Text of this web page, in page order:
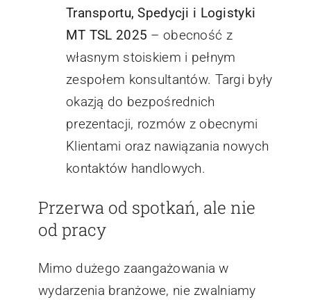
Transportu, Spedycji i Logistyki
MT TSL 2025 – obecność z
własnym stoiskiem i pełnym
zespołem konsultantów. Targi były
okazją do bezpośrednich
prezentacji, rozmów z obecnymi
Klientami oraz nawiązania nowych
kontaktów handlowych.
Przerwa od spotkań, ale nie
od pracy
Mimo dużego zaangażowania w
wydarzenia branżowe, nie zwalniamy